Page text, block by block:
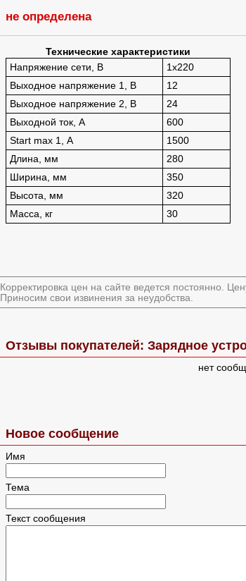
не определена
Технические характеристики
Напряжение сети, В
1x220
Выходное напряжение 1, В
12
Выходное напряжение 2, В
24
Выходной ток, А
600
Start max 1, А
1500
Длина, мм
280
Ширина, мм
350
Высота, мм
320
Масса, кг
30
Корректировка цен на сайте ведется постоянно.
Приносим свои извинения за неудобства.
Отзывы покупателей: Зарядное
нет
Новое сообщение
Имя
Тема
Текст сообщения